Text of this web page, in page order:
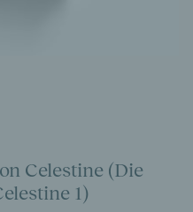
Celestine (Die
1)